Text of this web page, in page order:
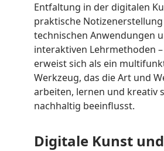
Entfaltung in der digitalen
praktische
technischen Anwendungen
interaktiven Lehrmethoden
erweist sich als ein
Werkzeug, das die Art und
arbeiten, lernen und kreativ
nachhaltig beeinflusst.
Digitale Kunst